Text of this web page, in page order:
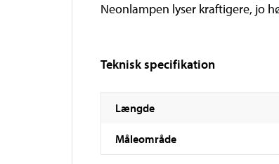
Neonlampen lyser kraftigere, jo
Teknisk specifikation
Længde
Måleområde